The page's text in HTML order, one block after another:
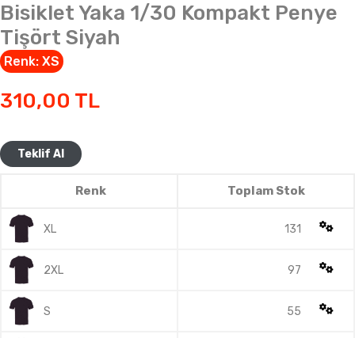
Bisiklet Yaka 1/30 Kompakt Penye
Tişört Siyah
Renk: XS
310,00 TL
Teklif Al
Renk Toplam Stok
XL 131
2XL 97
S 55